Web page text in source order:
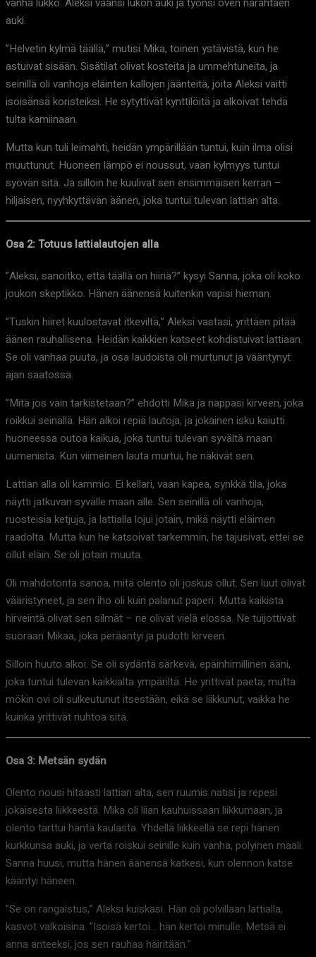
auki.
”Helvetin kylmä täällä,” mutisi Mika, toinen ystävistä, kun he
astuivat sisään. Sisätilat olivat kosteita ja ummehtuneita, ja
seinillä oli vanhoja eläinten kallojen jäänteitä, joita Aleksi väitti
isoisänsä koristeiksi. He sytyttivät kynttilöitä ja alkoivat tehdä
tulta kamiinaan.
Mutta kun tuli leimahti, heidän ympärillään tuntui, kuin ilma olisi
muuttunut. Huoneen lämpö ei noussut, vaan kylmyys tuntui
syövän sitä. Ja silloin he kuulivat sen ensimmäisen kerran –
hiljaisen, nyyhkyttävän äänen, joka tuntui tulevan lattian alta.
Osa 2: Totuus lattialautojen alla
”Aleksi, sanoitko, että täällä on hiiriä?” kysyi Sanna, joka oli koko
joukon skeptikko. Hänen äänensä kuitenkin vapisi hieman.
”Tuskin hiiret kuulostavat itkeviltä,” Aleksi vastasi, yrittäen pitää
äänen rauhallisena. Heidän kaikkien katseet kohdistuivat lattiaan.
Se oli vanhaa puuta, ja osa laudoista oli murtunut ja vääntynyt
ajan saatossa.
”Mitä jos vain tarkistetaan?” ehdotti Mika ja nappasi kirveen, joka
roikkui seinällä. Hän alkoi repiä lautoja, ja jokainen isku kaiutti
huoneessa outoa kaikua, joka tuntui tulevan syvältä maan
uumenista. Kun viimeinen lauta murtui, he näkivät sen.
Lattian alla oli kammio. Ei kellari, vaan kapea, synkkä tila, joka
näytti jatkuvan syvälle maan alle. Sen seinillä oli vanhoja,
ruosteisia ketjuja, ja lattialla lojui jotain, mikä näytti eläimen
raadolta. Mutta kun he katsoivat tarkemmin, he tajusivat, ettei se
ollut eläin. Se oli jotain muuta.
Oli mahdotonta sanoa, mitä olento oli joskus ollut. Sen luut olivat
vääristyneet, ja sen iho oli kuin palanut paperi. Mutta kaikista
hirveintä olivat sen silmät – ne olivat vielä elossa. Ne tuijottivat
suoraan Mikaa, joka perääntyi ja pudotti kirveen.
Silloin huuto alkoi. Se oli sydäntä särkevä, epäinhimillinen ääni,
joka tuntui tulevan kaikkialta ympäriltä. He yrittivät paeta, mutta
mökin ovi oli sulkeutunut itsestään, eikä se liikkunut, vaikka he
kuinka yrittivät riuhtoa sitä.
Osa 3: Metsän sydän
Olento nousi hitaasti lattian alta, sen ruumis natisi ja repesi
jokaisesta liikkeestä. Mika oli liian kauhuissaan liikkumaan, ja
olento tarttui häntä kaulasta. Yhdellä liikkeellä se repi hänen
kurkkunsa auki, ja verta roiskui seinille kuin vanha, pölyinen maali.
Sanna huusi, mutta hänen äänensä katkesi, kun olennon katse
kääntyi häneen.
”Se on rangaistus,” Aleksi kuiskasi. Hän oli polvillaan lattialla,
kasvot valkoisina. ”Isoisä kertoi… hän kertoi minulle. Metsä ei
anna anteeksi, jos sen rauhaa häiritään.”